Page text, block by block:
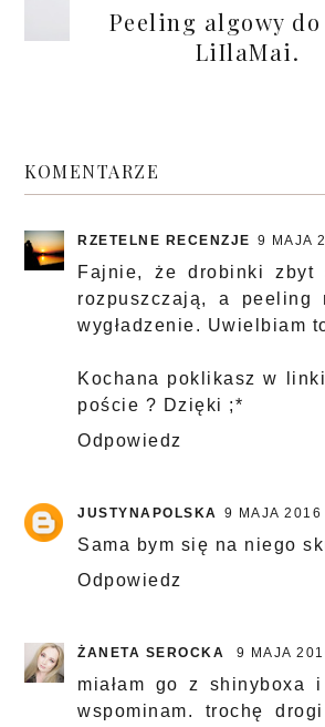
Peeling algowy do
LiIlaMai.
KOMENTARZE
RZETELNE RECENZJE 9 MAJA
Fajnie, że drobinki zbyt
rozpuszczają, a peeling
wygładzenie. Uwielbiam
Kochana poklikasz w
poście ? Dzięki ;*
Odpowiedz
JUSTYNAPOLSKA 9 MAJA
Sama bym się na niego
Odpowiedz
ŻANETA SEROCKA 9 MAJA
miałam go z shinyboxa
wspominam. trochę